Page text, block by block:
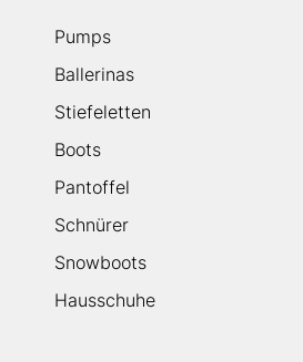
Pumps
Ballerinas
Stiefeletten
Boots
Pantoffel
Schnürer
Snowboots
Hausschuhe